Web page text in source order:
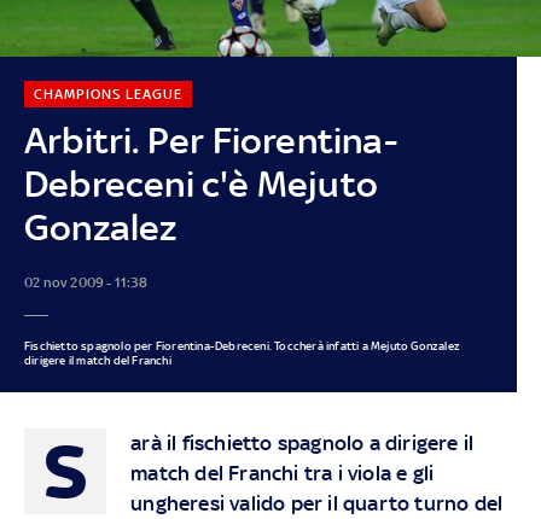
Arbitri. Per Fiorentina-
Debreceni c'è Mejuto
Gonzalez
CHAMPIONS LEAGUE
02 nov 2009 - 11:38
Fischietto spagnolo per Fiorentina-Debreceni. Toccherà infatti a Mejuto Gonzalez
dirigere il match del Franchi
S
arà il fischietto spagnolo a dirigere il
match del Franchi tra i viola e gli
ungheresi valido per il quarto turno del